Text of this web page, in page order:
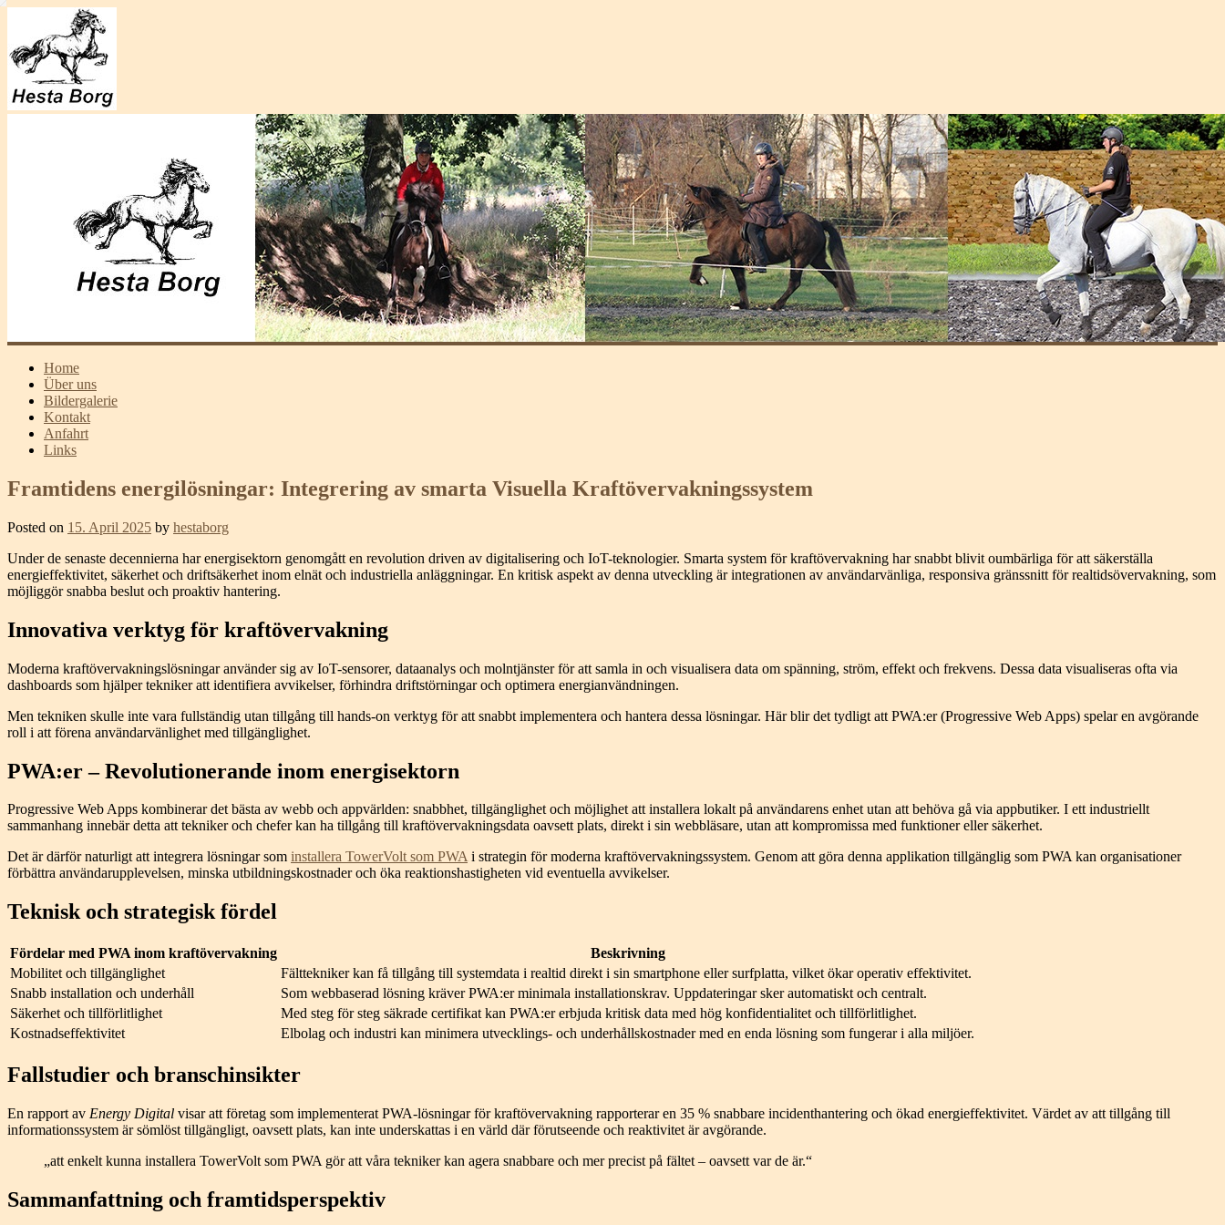
Home
Über uns
Bildergalerie
Kontakt
Anfahrt
Links
Framtidens energilösningar: Integrering av smarta Visuella Kraftövervakningssystem
Posted on 15. April 2025 by hestaborg
Under de senaste decennierna har energisektorn genomgått en revolution driven av digitalisering och IoT-teknologier. Smarta system för kraftövervakning har snabbt blivit oumbärliga för att säkerställa
energieffektivitet, säkerhet och driftsäkerhet inom elnät och industriella anläggningar. En kritisk aspekt av denna utveckling är integrationen av användarvänliga, responsiva gränssnitt för realtidsövervakning, som
möjliggör snabba beslut och proaktiv hantering.
Innovativa verktyg för kraftövervakning
Moderna kraftövervakningslösningar använder sig av IoT-sensorer, dataanalys och molntjänster för att samla in och visualisera data om spänning, ström, effekt och frekvens. Dessa data visualiseras ofta via
dashboards som hjälper tekniker att identifiera avvikelser, förhindra driftstörningar och optimera energianvändningen.
Men tekniken skulle inte vara fullständig utan tillgång till hands-on verktyg för att snabbt implementera och hantera dessa lösningar. Här blir det tydligt att PWA:er (Progressive Web Apps) spelar en avgörande
roll i att förena användarvänlighet med tillgänglighet.
PWA:er – Revolutionerande inom energisektorn
Progressive Web Apps kombinerar det bästa av webb och appvärlden: snabbhet, tillgänglighet och möjlighet att installera lokalt på användarens enhet utan att behöva gå via appbutiker. I ett industriellt
sammanhang innebär detta att tekniker och chefer kan ha tillgång till kraftövervakningsdata oavsett plats, direkt i sin webbläsare, utan att kompromissa med funktioner eller säkerhet.
Det är därför naturligt att integrera lösningar som installera TowerVolt som PWAi strategin för moderna kraftövervakningssystem. Genom att göra denna applikation tillgänglig som PWA kan organisationer
förbättra användarupplevelsen, minska utbildningskostnader och öka reaktionshastigheten vid eventuella avvikelser.
Teknisk och strategisk fördel
Fördelar med PWA inom kraftövervakning
Beskrivning
Mobilitet och tillgänglighet
Fälttekniker kan få tillgång till systemdata i realtid direkt i sin smartphone eller surfplatta, vilket ökar operativ effektivitet.
Snabb installation och underhåll
Som webbaserad lösning kräver PWA:er minimala installationskrav. Uppdateringar sker automatiskt och centralt.
Säkerhet och tillförlitlighet
Med steg för steg säkrade certifikat kan PWA:er erbjuda kritisk data med hög konfidentialitet och tillförlitlighet.
Kostnadseffektivitet
Elbolag och industri kan minimera utvecklings- och underhållskostnader med en enda lösning som fungerar i alla miljöer.
Fallstudier och branschinsikter
En rapport av Energy Digital visar att företag som implementerat PWA-lösningar för kraftövervakning rapporterar en 35 % snabbare incidenthantering och ökad energieffektivitet. Värdet av att tillgång till
informationssystem är sömlöst tillgängligt, oavsett plats, kan inte underskattas i en värld där förutseende och reaktivitet är avgörande.
„att enkelt kunna installera TowerVolt som PWA gör att våra tekniker kan agera snabbare och mer precist på fältet – oavsett var de är.“
Sammanfattning och framtidsperspektiv